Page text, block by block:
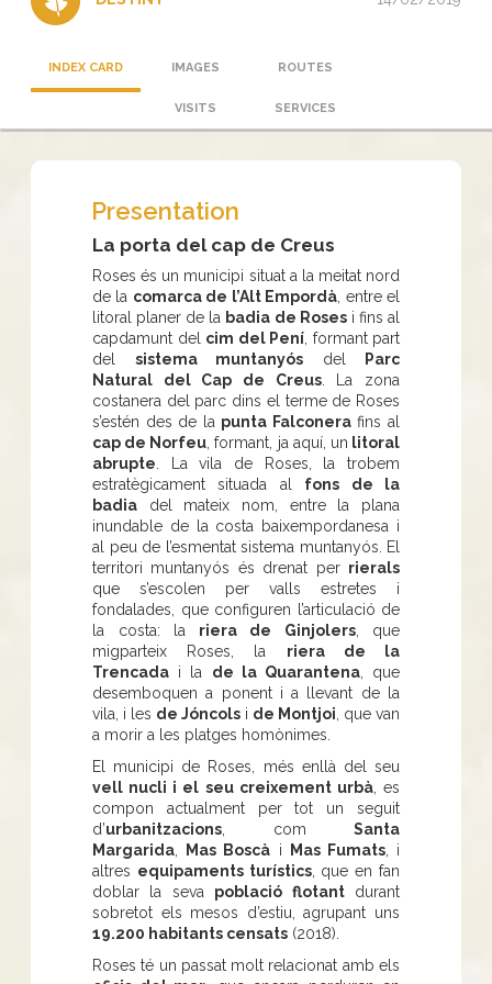
INDEX CARD IMAGES ROUTES
VISITS SERVICES
Presentation
La porta del cap de Creus
Roses és un municipi situat a la meitat nord
de la comarca de l’Alt Empordà , entre el
litoral planer de la badia de Rosesi fins al
capdamunt del cim del Pení , formant part
del sistema muntanyós del
Parc
Natural del Cap de Creus. La zona
costanera del parc dins el terme de Roses
s’estén des de la punta Falconerafins al
cap de Norfeu , formant, ja aquí, un litoral
abrupte . La vila de Roses, la trobem
estratègicament situada al fons de la
badia del mateix nom, entre la plana
inundable de la costa baixempordanesa i
al peu de l’esmentat sistema muntanyós. El
territori muntanyós és drenat per rierals
que s’escolen per valls estretes i
fondalades, que configuren l’articulació de
la costa: la riera de Ginjolers, que
migparteix Roses, la riera de la
Trencada i la de la Quarantena, que
desemboquen a ponent i a llevant de la
vila, i les de Jóncols i de Montjoi , que van
a morir a les platges homònimes.
El municipi de Roses, més enllà del seu
vell nucli i el seu creixement urbà, es
compon actualment per tot un seguit
d’urbanitzacions , com Santa
Margarida
Mas Boscà i Mas Fumats, i
altres equipaments turístics, que en fan
doblar la seva població flotantdurant
sobretot els mesos d’estiu, agrupant uns
19.200 habitants censats (2018).
Roses té un passat molt relacionat amb els